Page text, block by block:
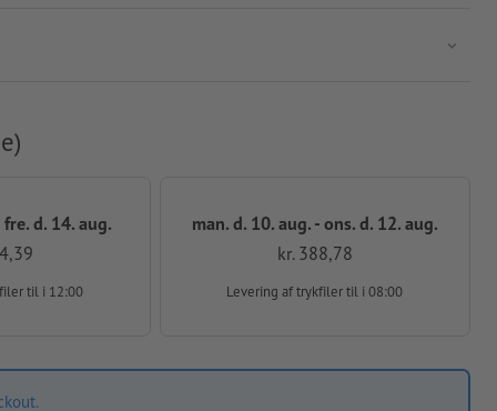
d. 14. aug.
til i 12:00
man. d. 10. aug. - ons. d. 12. aug.
kr. 388,78
Levering af trykfilertil i 08:00